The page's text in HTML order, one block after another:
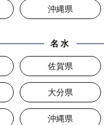
沖縄県
名水
佐賀県
大分県
沖縄県